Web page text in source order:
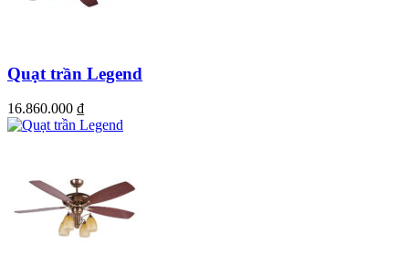
Quạt trần Legend
16.860.000 ₫